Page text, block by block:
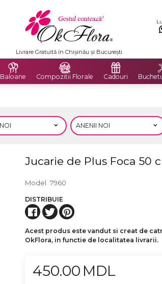
Livrare Gratuită în Chișinău și București
Baloane Compozitii Florale Cadouri
Jucarie de Plus Foca 50
Model 7960
DISTRIBUIE
Acest produs este vandut si creat de
OkFlora, in functie de localitatea livrarii.
450.00 MDL